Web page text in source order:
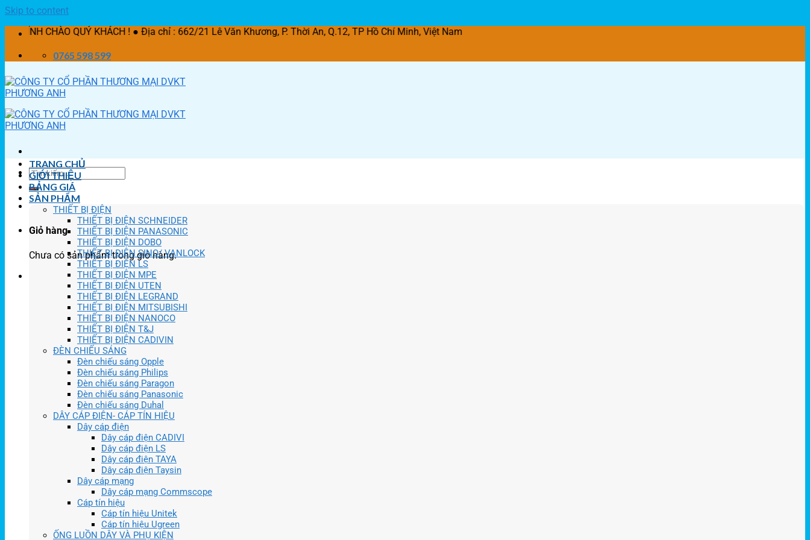
Skip to content
CHÀO QUÝ KHÁCH ! ● Địa chỉ : 662/21 Lê Văn Khương, P. Thời An, Q.12, TP Hồ Chí Minh, Việt Nam
0765 598 599
Giỏ hàng
Chưa có sản phẩm trong giỏ hàng.
TRANG CHỦ
GIỚI THIỆU
BẢNG GIÁ
SẢN PHẨM
THIẾT BỊ ĐIỆN
THIẾT BỊ ĐIỆN SCHNEIDER
THIẾT BỊ ĐIỆN PANASONIC
THIẾT BỊ ĐIỆN DOBO
THIẾT BỊ ĐIỆN SINO/ VANLOCK
THIẾT BỊ ĐIỆN LS
THIẾT BỊ ĐIỆN MPE
THIẾT BỊ ĐIỆN UTEN
THIẾT BỊ ĐIỆN LEGRAND
THIẾT BỊ ĐIỆN MITSUBISHI
THIẾT BỊ ĐIỆN NANOCO
THIẾT BỊ ĐIỆN T&J
THIẾT BỊ ĐIỆN CADIVIN
ĐÈN CHIẾU SÁNG
Đèn chiếu sáng Opple
Đèn chiếu sáng Philips
Đèn chiếu sáng Paragon
Đèn chiếu sáng Panasonic
Đèn chiếu sáng Duhal
DÂY CÁP ĐIỆN- CÁP TÍN HIỆU
Dây cáp điện
Dây cáp điện CADIVI
Dây cáp điện LS
Dây cáp điện TAYA
Dây cáp điện Taysin
Dây cáp mạng
Dây cáp mạng Commscope
Cáp tín hiệu
Cáp tín hiệu Unitek
Cáp tín hiệu Ugreen
ỐNG LUỒN DÂY VÀ PHỤ KIỆN